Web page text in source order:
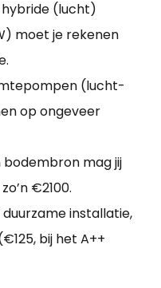
hybride (lucht)
moet je rekenen
(lucht-
op ongeveer
bodembron mag jij
€2100.
installatie,
bij het A++